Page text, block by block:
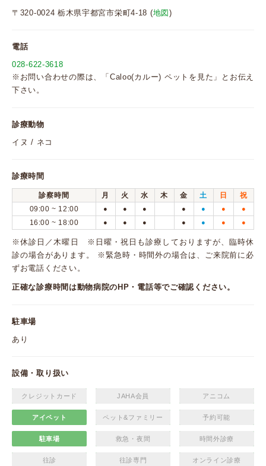
〒320-0024 栃木県宇都宮市栄町4-18 (地図 )
電話
028-622-3618
※お問い合わせの際は、「Caloo(カルー) ペットを見た」とお伝え
下さい。
診療動物
イヌ / ネコ
診療時間
診察時間 月 火 水 木 金 土 日
祝
09:00 ~ 12:00
● ● ● ● ● ● ●
16:00 ~ 18:00 ● ● ● ● ● ● ●
※休診日／木曜日 ※日曜・祝日も診療しておりますが、臨時休
診の場合があります。 ※緊急時・時間外の場合は、ご来院前に必
ずお電話ください。
正確な診療時間は動物病院のHP・電話等でご確認ください。
駐車場
あり
設備・取り扱い
クレジットカード JAHA会員 アニコム
アイペット ペット&ファミリー 予約可能
駐車場 救急・夜間 時間外診療
往診 往診専門 オンライン診療